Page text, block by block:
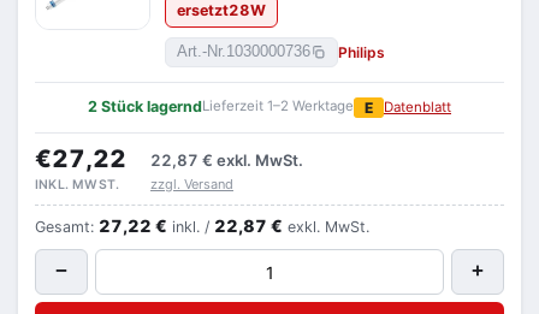
ersetzt28W
Art.-Nr.1030000736 Philips
2 Stück lagerndLieferzeit 1–2 Werktage E Datenblatt
€27,22 22,87 € exkl. MwSt.
INKL. MWST. zzgl. Versand
Gesamt: 27,22 € inkl. / 22,87 € exkl. MwSt.
− +